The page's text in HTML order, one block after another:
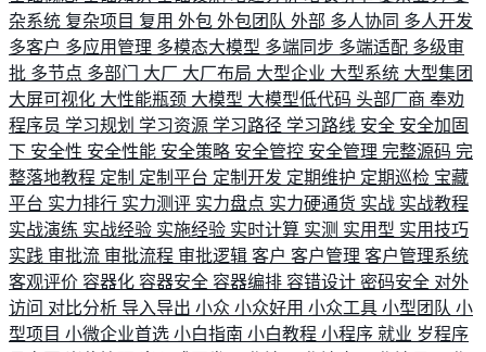
杂系统 复杂项目 复用 外包 外包团队 外部 多人协同 多人开发
多客户 多应用管理 多模态大模型 多端同步 多端适配 多级审
批 多节点 多部门 大厂 大厂布局 大型企业 大型系统 大型集团
大屏可视化 大性能瓶颈 大模型 大模型低代码 头部厂商 奉劝
程序员 学习规划 学习资源 学习路径 学习路线 安全 安全加固
下 安全性 安全性能 安全策略 安全管控 安全管理 完整源码 完
整落地教程 定制 定制平台 定制开发 定期维护 定期巡检 宝藏
平台 实力排行 实力测评 实力盘点 实力硬通货 实战 实战教程
实战演练 实战经验 实施经验 实时计算 实测 实用型 实用技巧
实践 审批流 审批流程 审批逻辑 客户 客户管理 客户管理系统
客观评价 容器化 容器安全 容器编排 容错设计 密码安全 对外
访问 对比分析 导入导出 小众 小众好用 小众工具 小型团队 小
型项目 小微企业首选 小白指南 小白教程 小程序 就业 岁程序